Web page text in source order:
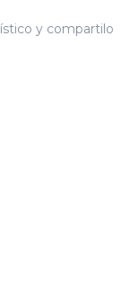
y compartilo